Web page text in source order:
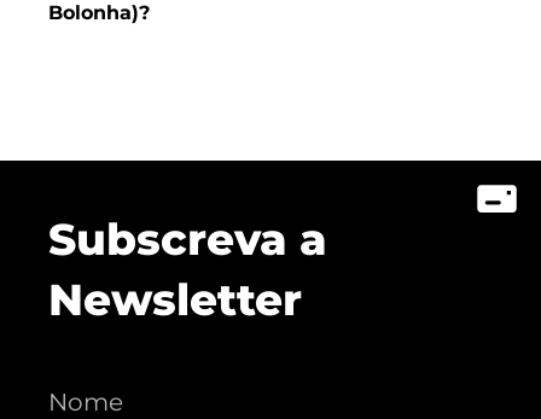
Bolonha)?
Subscreva a
Newsletter